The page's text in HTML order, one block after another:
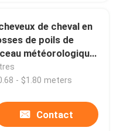
de cheval en
de poils de
météorologique,
de poils de
certifié TUV
- $1.80 meters
Contact